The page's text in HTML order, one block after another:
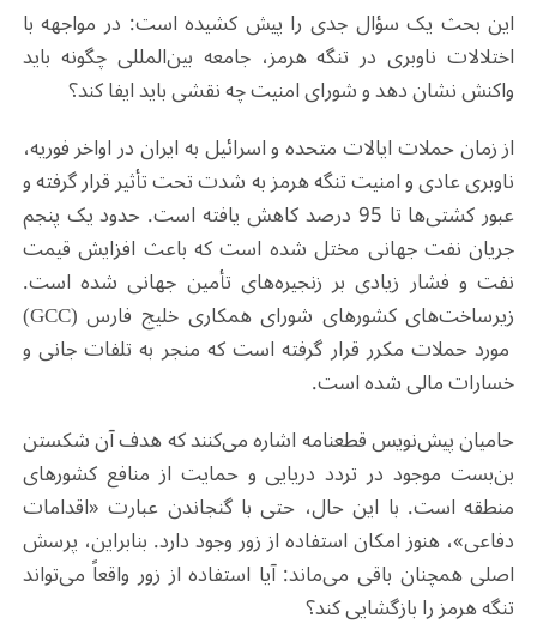
این بحث یک سؤال جدی را پیش کشیده است: در مواجهه با
اختلالات ناوبری در تنگه هرمز، جامعه بین‌المللی چگونه باید
واکنش نشان دهد و شورای امنیت چه نقشی باید ایفا کند؟
از زمان حملات ایالات متحده و اسرائیل به ایران در اواخر فوریه،
ناوبری عادی و امنیت تنگه هرمز به شدت تحت تأثیر قرار گرفته و
عبور کشتی‌ها تا 95 درصد کاهش یافته است. حدود یک پنجم
جریان نفت جهانی مختل شده است که باعث افزایش قیمت
نفت و فشار زیادی بر زنجیره‌های تأمین جهانی شده است.
زیرساخت‌های کشورهای شورای همکاری خلیج فارس (GCC)
مورد حملات مکرر قرار گرفته است که منجر به تلفات جانی و
خسارات مالی شده است.
حامیان پیش‌نویس قطعنامه اشاره می‌کنند که هدف آن شکستن
بن‌بست موجود در تردد دریایی و حمایت از منافع کشورهای
منطقه است. با این حال، حتی با گنجاندن عبارت «اقدامات
دفاعی»، هنوز امکان استفاده از زور وجود دارد. بنابراین، پرسش
اصلی همچنان باقی می‌ماند: آیا استفاده از زور واقعاً می‌تواند
تنگه هرمز را بازگشایی کند؟